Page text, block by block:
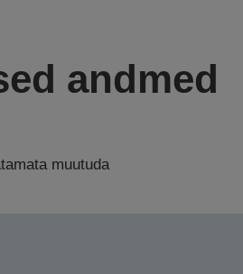
andmed
muutuda